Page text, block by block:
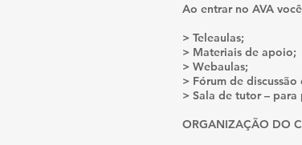
Ao entrar no AVA
> Teleaulas;
> Materiais de apoio;
> Webaulas;
> Fórum de
> Sala de tutor –
ORGANIZAÇÃO DO